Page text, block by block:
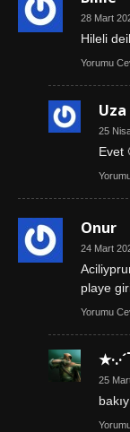
28 Mart
Hileli
Yorumu
Uza
25
Evet
Onur
24 Mart
playe
Yorumu
25